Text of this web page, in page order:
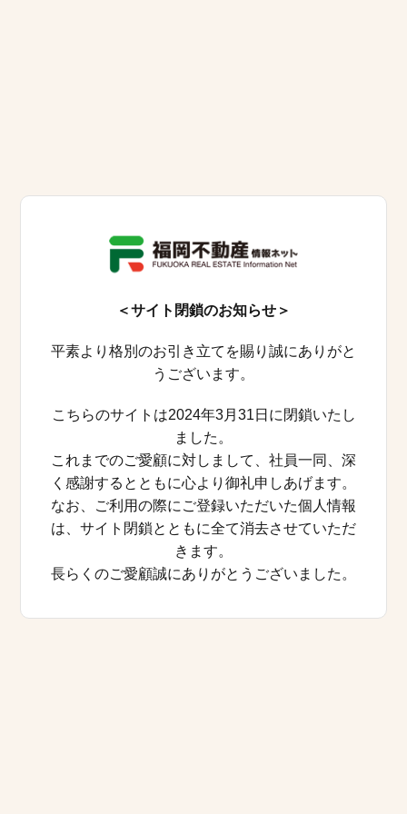
＜サイト閉鎖のお知らせ＞
平素より格別のお引き立てを賜り誠にありがと
うございます。
こちらのサイトは2024年3月31日に閉鎖いたし
ました。
これまでのご愛顧に対しまして、社員一同、深
く感謝するとともに心より御礼申しあげます。
なお、ご利用の際にご登録いただいた個人情報
は、サイト閉鎖とともに全て消去させていただ
きます。
長らくのご愛顧誠にありがとうございました。